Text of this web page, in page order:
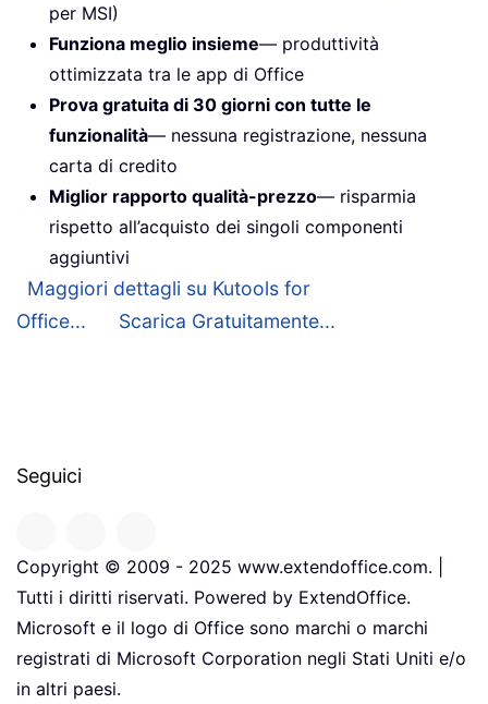
per MSI)
Funziona meglio insieme— produttività
ottimizzata tra le app di Office
Prova gratuita di 30 giorni con tutte le
funzionalità— nessuna registrazione, nessuna
carta di credito
Miglior rapporto qualità-prezzo— risparmia
rispetto all’acquisto dei singoli componenti
aggiuntivi
Maggiori dettagli su Kutools for
Office...
Scarica Gratuitamente...
Seguici
Copyright © 2009 - 2025 www.extendoffice.com. |
Tutti i diritti riservati. Powered by ExtendOffice.
Microsoft e il logo di Office sono marchi o marchi
registrati di Microsoft Corporation negli Stati Uniti e/o
in altri paesi.